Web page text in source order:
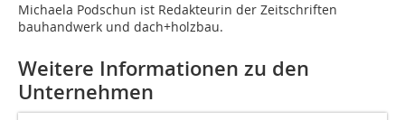
Michaela Podschun ist Redakteurin der Zeitschriften
bauhandwerk und dach+holzbau.
Weitere Informationen zu den
Unternehmen